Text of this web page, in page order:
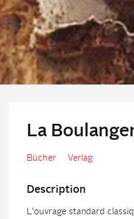
La
Bücher Verlag
Description
L'ouvrage standard